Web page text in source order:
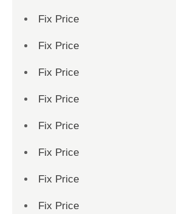
Fix Price
Fix Price
Fix Price
Fix Price
Fix Price
Fix Price
Fix Price
Fix Price